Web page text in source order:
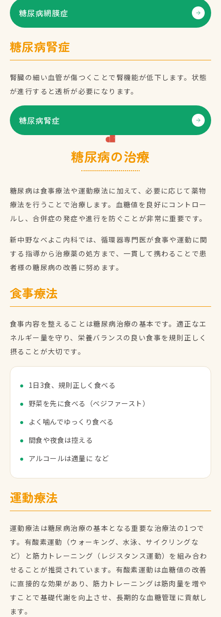
糖尿病網膜症
糖尿病腎症
腎臓の細い血管が傷つくことで腎機能が低下します。状態
が進行すると透析が必要になります。
糖尿病腎症
糖尿病の治療
糖尿病は食事療法や運動療法に加えて、必要に応じて薬物
療法を行うことで治療します。血糖値を良好にコントロー
ルし、合併症の発症や進行を防ぐことが非常に重要です。
新中野なべよこ内科では、循環器専門医が食事や運動に関
する指導から治療薬の処方まで、一貫して携わることで患
者様の糖尿病の改善に努めます。
食事療法
食事内容を整えることは糖尿病治療の基本です。適正なエ
ネルギー量を守り、栄養バランスの良い食事を規則正しく
摂ることが大切です。
1日3食、規則正しく食べる
野菜を先に食べる（ベジファースト）
よく噛んでゆっくり食べる
間食や夜食は控える
アルコールは適量に など
運動療法
運動療法は糖尿病治療の基本となる重要な治療法の1つで
す。有酸素運動（ウォーキング、水泳、サイクリングな
ど）と筋力トレーニング（レジスタンス運動）を組み合わ
せることが推奨されています。有酸素運動は血糖値の改善
に直接的な効果があり、筋力トレーニングは筋肉量を増や
すことで基礎代謝を向上させ、長期的な血糖管理に貢献し
ます。